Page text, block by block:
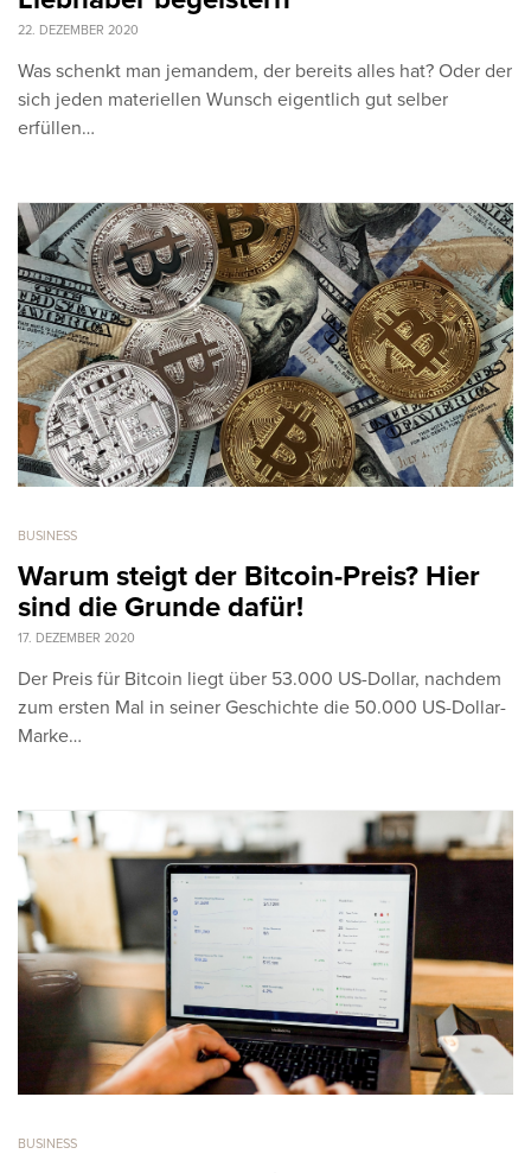
22. DEZEMBER 2020
Was schenkt man jemandem, der bereits alles hat? Oder der
sich jeden materiellen Wunsch eigentlich gut selber
erfüllen…
BUSINESS
Warum steigt der Bitcoin-Preis? Hier
sind die Grunde dafür!
17. DEZEMBER 2020
Der Preis für Bitcoin liegt über 53.000 US-Dollar, nachdem
zum ersten Mal in seiner Geschichte die 50.000 US-Dollar-
Marke…
BUSINESS